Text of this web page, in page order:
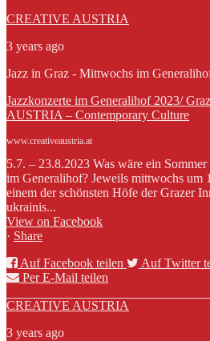
CREATIVE AUSTRIA
3 years ago
Jazz in Graz - Mittwochs im
Jazzkonzerte im Generalihof 2023/
AUSTRIA – Contemporary Culture
www.creativeaustria.at
5.7. – 23.8.2023 Was wäre ein
im Generalihof? Jeweils mittwochs um
einem der schönsten Höfe der Grazer
ukrainis...
View on Facebook
· Share
Auf Facebook teilen
Auf Twitter
Per E-Mail teilen
CREATIVE AUSTRIA
3 years ago